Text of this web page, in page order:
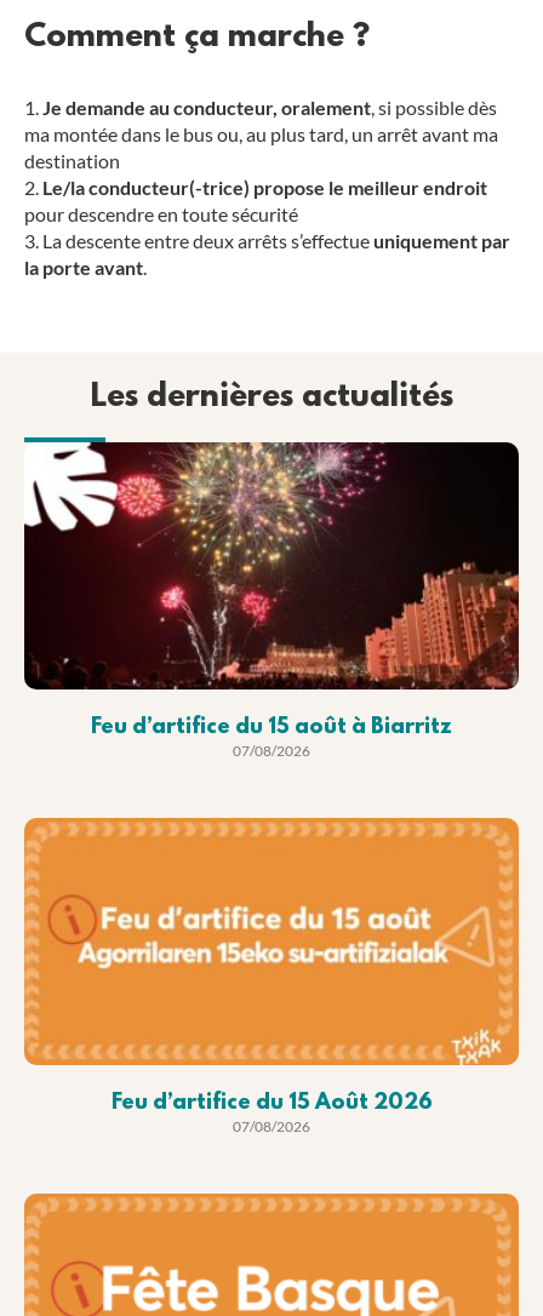
Comment ça marche ?
Je demande au conducteur, oralement, si possible dès
ma montée dans le bus ou, au plus tard, un arrêt avant ma
destination
Le/la conducteur(-trice) propose le meilleur endroit
pour descendre en toute sécurité
La descente entre deux arrêts s’effectue uniquement par
la porte avant.
Les dernières actualités
Feu d’artifice du 15 août à Biarritz
07/08/2026
Feu d’artifice du 15 Août 2026
07/08/2026